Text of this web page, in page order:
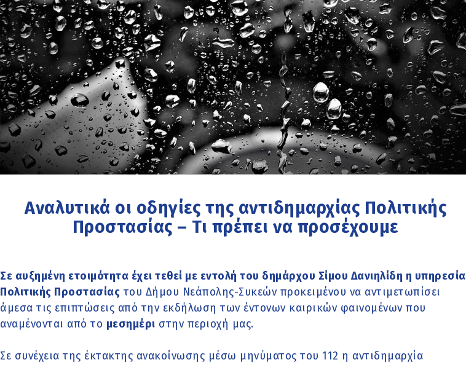
Αναλυτικά οι οδηγίες της αντιδημαρχίας Πολιτικής
Προστασίας – Τι πρέπει να προσέχουμε
Σε αυξημένη ετοιμότητα έχει τεθεί με εντολή του δημάρχου Σίμου Δανιηλίδη η υπηρεσία
Πολιτικής Προστασίας του Δήμου Νεάπολης-Συκεών προκειμένου να αντιμετωπίσει
άμεσα τις επιπτώσεις από την εκδήλωση των έντονων καιρικών φαινομένων που
αναμένονται από το μεσημέρι στην περιοχή μας.
Σε συνέχεια της έκτακτης ανακοίνωσης μέσω μηνύματος του 112 η αντιδημαρχία